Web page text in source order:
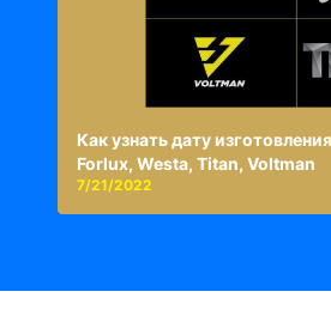
Как узнать дату
Forlux, Westa, Titan, Voltman
7/21/2022